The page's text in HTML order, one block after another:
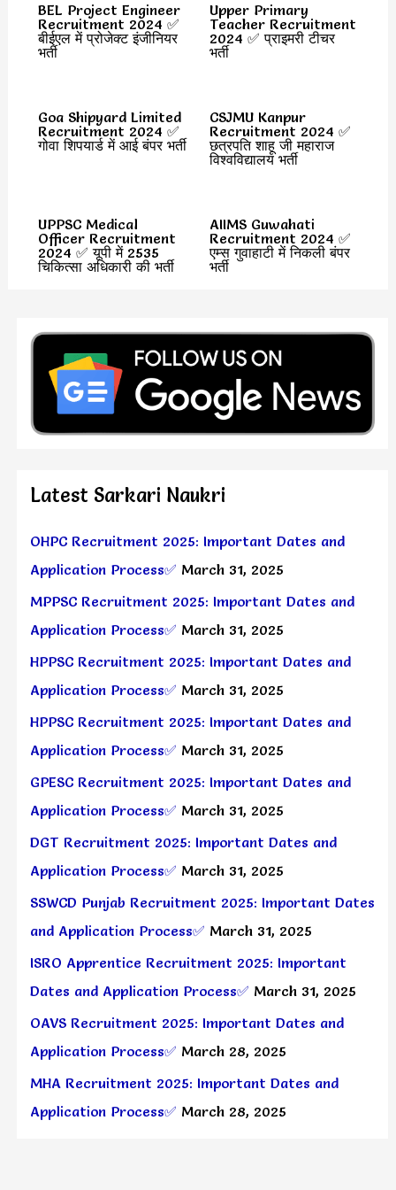
BEL Project Engineer
Recruitment 2024 ✅
बीईएल में प्रोजेक्ट इंजीनियर
भर्ती
Upper Primary
Teacher Recruitment
2024 ✅ प्राइमरी टीचर
भर्ती
Goa Shipyard Limited
Recruitment 2024 ✅
गोवा शिपयार्ड में आई बंपर भर्ती
CSJMU Kanpur
Recruitment 2024 ✅
छत्रपति शाहू जी महाराज
विश्वविद्यालय भर्ती
UPPSC Medical
Officer Recruitment
2024 ✅ यूपी में 2535
चिकित्सा अधिकारी की भर्ती
AIIMS Guwahati
Recruitment 2024 ✅
एम्स गुवाहाटी में निकली बंपर
भर्ती
Latest Sarkari Naukri
OHPC Recruitment 2025: Important Dates and
Application Process✅ March 31, 2025
MPPSC Recruitment 2025: Important Dates and
Application Process✅ March 31, 2025
HPPSC Recruitment 2025: Important Dates and
Application Process✅ March 31, 2025
HPPSC Recruitment 2025: Important Dates and
Application Process✅ March 31, 2025
GPESC Recruitment 2025: Important Dates and
Application Process✅ March 31, 2025
DGT Recruitment 2025: Important Dates and
Application Process✅ March 31, 2025
SSWCD Punjab Recruitment 2025: Important Dates
and Application Process✅ March 31, 2025
ISRO Apprentice Recruitment 2025: Important
Dates and Application Process✅ March 31, 2025
OAVS Recruitment 2025: Important Dates and
Application Process✅ March 28, 2025
MHA Recruitment 2025: Important Dates and
Application Process✅ March 28, 2025